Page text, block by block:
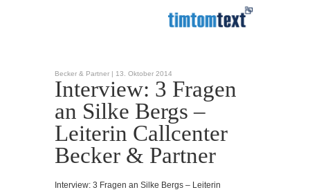
Becker & Partner | 13. Oktober 2014
Interview: 3 Fragen
an Silke Bergs –
Leiterin Callcenter
Becker & Partner
Interview: 3 Fragen an Silke Bergs – Leiterin